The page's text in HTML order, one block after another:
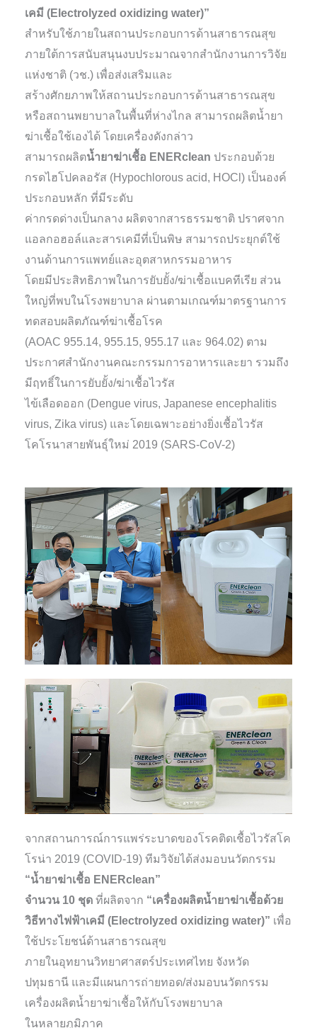
เคมี (Electrolyzed oxidizing water)”
สำหรับใช้ภายในสถานประกอบการด้านสาธารณสุข
ภายใต้การสนับสนุนงบประมาณจากสำนักงานการวิจัย
แห่งชาติ (วช.) เพื่อส่งเสริมและ
สร้างศักยภาพให้สถานประกอบการด้านสาธารณสุข
หรือสถานพยาบาลในพื้นที่ห่างไกล สามารถผลิตน้ำยา
ฆ่าเชื้อใช้เองได้ โดยเครื่องดังกล่าว
สามารถผลิตน้ำยาฆ่าเชื้อ ENERclean ประกอบด้วย
กรดไฮโปคลอรัส (Hypochlorous acid, HOCl) เป็นองค์
ประกอบหลัก ที่มีระดับ
ค่ากรดด่างเป็นกลาง ผลิตจากสารธรรมชาติ ปราศจาก
แอลกอฮอล์และสารเคมีที่เป็นพิษ สามารถประยุกต์ใช้
งานด้านการแพทย์และอุตสาหกรรมอาหาร
โดยมีประสิทธิภาพในการยับยั้ง/ฆ่าเชื้อแบคทีเรีย ส่วน
ใหญ่ที่พบในโรงพยาบาล ผ่านตามเกณฑ์มาตรฐานการ
ทดสอบผลิตภัณฑ์ฆ่าเชื้อโรค
(AOAC 955.14, 955.15, 955.17 และ 964.02) ตาม
ประกาศสำนักงานคณะกรรมการอาหารและยา รวมถึง
มีฤทธิ์ในการยับยั้ง/ฆ่าเชื้อไวรัส
ไข้เลือดออก (Dengue virus, Japanese encephalitis
virus, Zika virus) และโดยเฉพาะอย่างยิ่งเชื้อไวรัส
โคโรนาสายพันธุ์ใหม่ 2019 (SARS-CoV-2)
จากสถานการณ์การแพร่ระบาดของโรคติดเชื้อไวรัสโค
โรน่า 2019 (COVID-19) ทีมวิจัยได้ส่งมอบนวัตกรรม
“น้ำยาฆ่าเชื้อ ENERclean”
จำนวน 10 ชุด ที่ผลิตจาก “เครื่องผลิตน้ำยาฆ่าเชื้อด้วย
วิธีทางไฟฟ้าเคมี (Electrolyzed oxidizing water)” เพื่อ
ใช้ประโยชน์ด้านสาธารณสุข
ภายในอุทยานวิทยาศาสตร์ประเทศไทย จังหวัด
ปทุมธานี และมีแผนการถ่ายทอด/ส่งมอบนวัตกรรม
เครื่องผลิตน้ำยาฆ่าเชื้อให้กับโรงพยาบาล
ในหลายภูมิภาค